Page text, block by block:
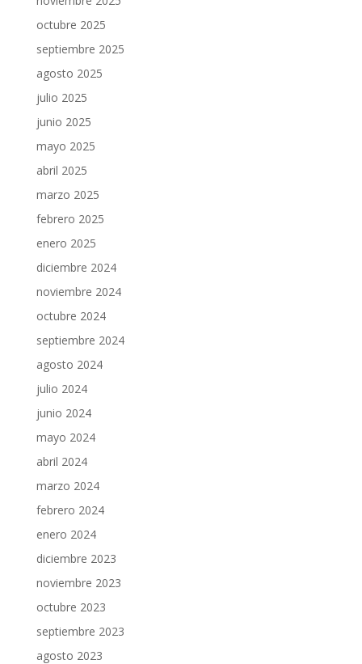
octubre 2025
septiembre 2025
agosto 2025
julio 2025
junio 2025
mayo 2025
abril 2025
marzo 2025
febrero 2025
enero 2025
diciembre 2024
noviembre 2024
octubre 2024
septiembre 2024
agosto 2024
julio 2024
junio 2024
mayo 2024
abril 2024
marzo 2024
febrero 2024
enero 2024
diciembre 2023
noviembre 2023
octubre 2023
septiembre 2023
agosto 2023